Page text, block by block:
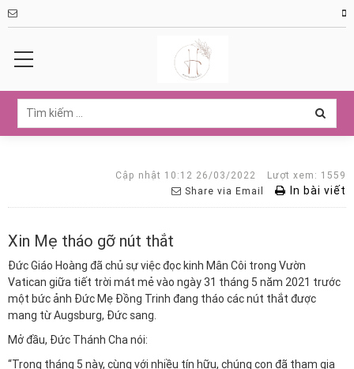
Cập nhật 10:12 26/03/2022
Lượt xem: 1559
Share via Email
In bài viết
Xin Mẹ tháo gỡ nút thắt
Đức Giáo Hoàng đã chủ sự việc đọc kinh Mân Côi trong Vườn
Vatican giữa tiết trời mát mẻ vào ngày 31 tháng 5 năm 2021 trước
một bức ảnh Đức Mẹ Đồng Trinh đang tháo các nút thắt được
mang từ Augsburg, Đức sang.
Mở đầu, Đức Thánh Cha nói:
“Trong tháng 5 này, cùng với nhiều tín hữu, chúng con đã tham gia